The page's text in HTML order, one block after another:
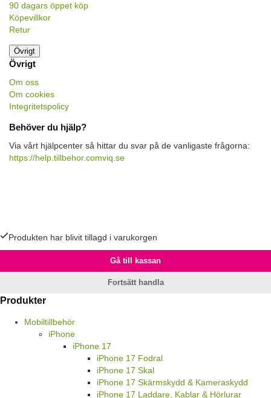
90 dagars öppet köp
Köpevillkor
Retur
Övrigt
Övrigt
Om oss
Om cookies
Integritetspolicy
Behöver du hjälp?
Via vårt hjälpcenter så hittar du svar på de vanligaste frågorna:
https://help.tillbehor.comviq.se
Produkten har blivit tillagd i varukorgen
Gå till kassan
Fortsätt handla
Produkter
Mobiltillbehör
iPhone
iPhone 17
iPhone 17 Fodral
iPhone 17 Skal
iPhone 17 Skärmskydd & Kameraskydd
iPhone 17 Laddare, Kablar & Hörlurar